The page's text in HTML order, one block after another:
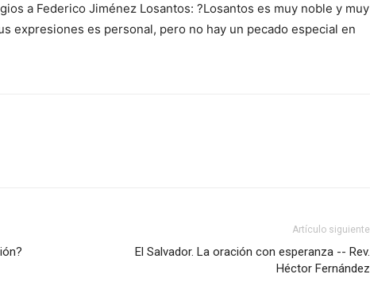
a Federico Jiménez Losantos: ?Losantos es muy noble y muy
expresiones es personal, pero no hay un pecado especial en
Artículo siguiente
El Salvador. La oración con esperanza -- Rev.
Héctor Fernández